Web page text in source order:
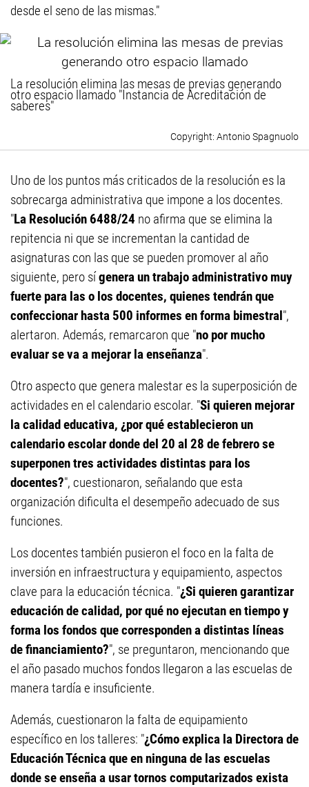
desde el seno de las mismas."
La resolución elimina las mesas de previas generando
otro espacio llamado "Instancia de Acreditación de
saberes"
Antonio Spagnuolo
Uno de los puntos más criticados de la resolución es la
sobrecarga administrativa que impone a los docentes.
"La Resolución 6488/24 no afirma que se elimina la
repitencia ni que se incrementan la cantidad de
asignaturas con las que se pueden promover al año
siguiente, pero sígenera un trabajo administrativo muy
fuerte para las o los docentes, quienes tendrán que
confeccionar hasta 500 informes en forma bimestral",
alertaron. Además, remarcaron que "no por mucho
evaluar se va a mejorar la enseñanza".
Otro aspecto que genera malestar es la superposición de
actividades en el calendario escolar. "Si quieren mejorar
la calidad educativa, ¿por qué establecieron un
calendario escolar donde del 20 al 28 de febrero se
superponen tres actividades distintas para los
docentes?", cuestionaron, señalando que esta
organización dificulta el desempeño adecuado de sus
funciones.
Los docentes también pusieron el foco en la falta de
inversión en infraestructura y equipamiento, aspectos
clave para la educación técnica. "¿Si quieren garantizar
educación de calidad, por qué no ejecutan en tiempo y
forma los fondos que corresponden a distintas líneas
de financiamiento?", se preguntaron, mencionando que
el año pasado muchos fondos llegaron a las escuelas de
manera tardía e insuficiente.
Además, cuestionaron la falta de equipamiento
específico en los talleres: "¿Cómo explica la Directora de
Educación Técnica que en ninguna de las escuelas
donde se enseña a usar tornos computarizados exista